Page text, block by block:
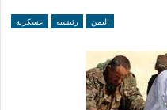
اليمن رئيسية عسكرية